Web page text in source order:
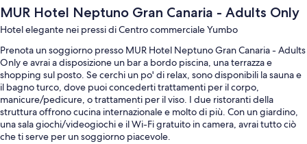
MUR Hotel Neptuno Gran Canaria - Adults Only
Hotel elegante nei pressi di Centro commerciale Yumbo
Prenota un soggiorno presso MUR Hotel Neptuno Gran Canaria - Adults
Only e avrai a disposizione un bar a bordo piscina, una terrazza e
shopping sul posto. Se cerchi un po' di relax, sono disponibili la sauna e
il bagno turco, dove puoi concederti trattamenti per il corpo,
manicure/pedicure, o trattamenti per il viso. I due ristoranti della
struttura offrono cucina internazionale e molto di più. Con un giardino,
una sala giochi/videogiochi e il Wi-Fi gratuito in camera, avrai tutto ciò
che ti serve per un soggiorno piacevole.